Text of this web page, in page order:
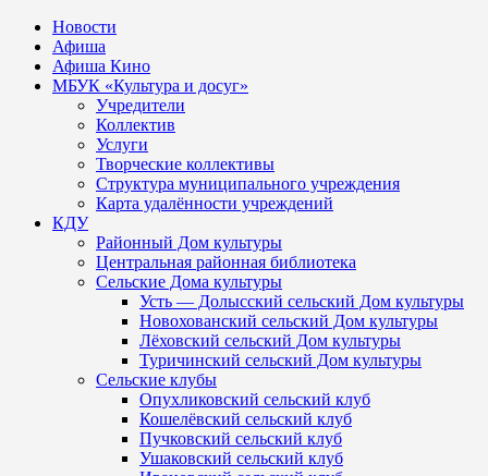
Новости
Афиша
Афиша Кино
МБУК «Культура и досуг»
Учредители
Коллектив
Услуги
Творческие коллективы
Структура муниципального учреждения
Карта удалённости учреждений
КДУ
Районный Дом культуры
Центральная районная библиотека
Сельские Дома культуры
Усть — Долысский сельский Дом культуры
Новохованский сельский Дом культуры
Лёховский сельский Дом культуры
Туричинский сельский Дом культуры
Сельские клубы
Опухликовский сельский клуб
Кошелёвский сельский клуб
Пучковский сельский клуб
Ушаковский сельский клуб